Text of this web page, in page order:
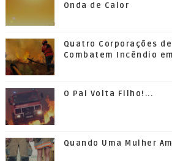
Onda de Calor
Quatro Corporações
Combatem Incêndio
O Pai Volta Filho!...
Quando Uma Mulher